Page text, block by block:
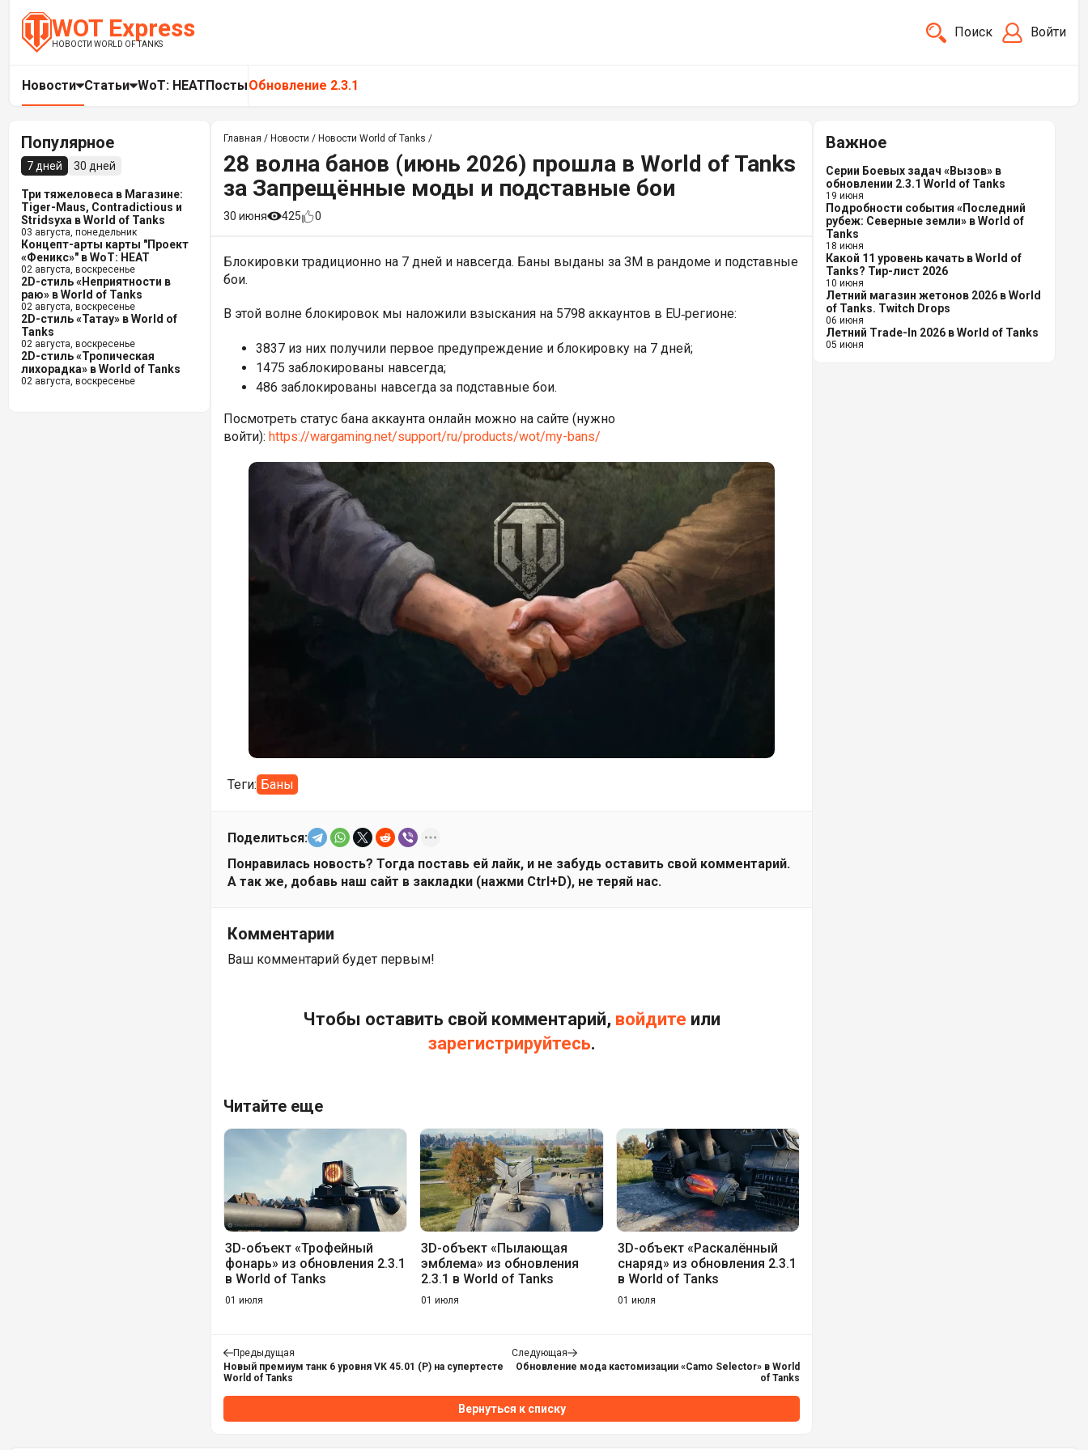
WOT Express
НОВОСТИ WORLD OF TANKS
Поиск Войти
Новости Статьи WoT: HEATПостыОбновление 2.3.1
Популярное
7 дней 30 дней
Три тяжеловеса в Магазине:
Tiger-Maus, Contradictious и
Stridsyxa в World of Tanks
03 августа, понедельник
Концепт-арты карты "Проект
«Феникс»" в WoT: HEAT
02 августа, воскресенье
2D-стиль «Неприятности в
раю» в World of Tanks
02 августа, воскресенье
2D-стиль «Татау» в World of
Tanks
02 августа, воскресенье
2D-стиль «Тропическая
лихорадка» в World of Tanks
02 августа, воскресенье
Главная / Новости / Новости World of Tanks /
28 волна банов (июнь 2026) прошла в World of Tanks
за Запрещённые моды и подставные бои
30 июня 425 0
Блокировки традиционно на 7 дней и навсегда. Баны выданы за ЗМ в рандоме и подставные
бои.
В этой волне блокировок мы наложили взыскания на 5798 аккаунтов в EU‑регионе:
3837 из них получили первое предупреждение и блокировку на 7 дней;
1475 заблокированы навсегда;
486 заблокированы навсегда за подставные бои.
Посмотреть статус бана аккаунта онлайн можно на сайте (нужно
войти): https://wargaming.net/support/ru/products/wot/my-bans/
Теги: Баны
Поделиться:
Понравилась новость? Тогда поставь ей лайк, и не забудь оставить свой комментарий.
А так же, добавь наш сайт в закладки (нажми Ctrl+D), не теряй нас.
Комментарии
Ваш комментарий будет первым!
Чтобы оставить свой комментарий, войдите или
зарегистрируйтесь.
Читайте еще
3D-объект «Трофейный
фонарь» из обновления 2.3.1
в World of Tanks
01 июля
3D-объект «Пылающая
эмблема» из обновления
2.3.1 в World of Tanks
01 июля
3D-объект «Раскалённый
снаряд» из обновления 2.3.1
в World of Tanks
01 июля
Предыдущая
Новый премиум танк 6 уровня VK 45.01 (P) на супертесте
World of Tanks
Следующая
Обновление мода кастомизации «Camo Selector» в World
of Tanks
Вернуться к списку
Важное
Серии Боевых задач «Вызов» в
обновлении 2.3.1 World of Tanks
19 июня
Подробности события «Последний
рубеж: Северные земли» в World of
Tanks
18 июня
Какой 11 уровень качать в World of
Tanks? Тир-лист 2026
10 июня
Летний магазин жетонов 2026 в World
of Tanks. Twitch Drops
06 июня
Летний Trade-In 2026 в World of Tanks
05 июня